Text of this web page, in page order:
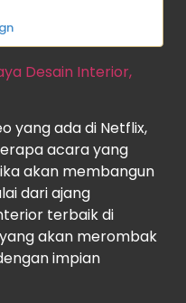
Desain Interior,
yang ada di Netflix,
acara yang
akan membangun
dari ajang
terbaik di
akan merombak
impian